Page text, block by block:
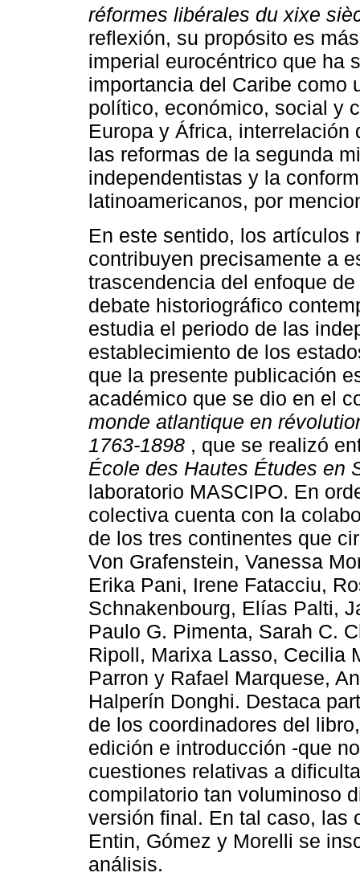
réformes libérales du xixe
reflexión, su propósito es
imperial eurocéntrico que ha
importancia del Caribe como
político, económico, social y
Europa y África,
las reformas de la segunda
independentistas y la
latinoamericanos, por
En este sentido, los artículos
contribuyen precisamente a
trascendencia del enfoque
debate historiográfico
estudia el periodo de las
establecimiento de los
que la presente publicación
académico que se dio en el
monde atlantique en
1763-1898 , que se realizó
École des Hautes Études en
laboratorio MASCIPO. En
colectiva cuenta con la
de los tres continentes que
Von Grafenstein, Vanessa
Erika Pani, Irene Fatacciu,
Schnakenbourg, Elías Palti,
Paulo G. Pimenta, Sarah C.
Ripoll, Marixa Lasso, Cecilia
Parron y Rafael Marquese,
Halperín Donghi. Destaca
de los coordinadores del
edición e introducción -que
cuestiones relativas a
compilatorio tan voluminoso
versión final. En tal caso, las
Entin, Gómez y Morelli se
análisis.